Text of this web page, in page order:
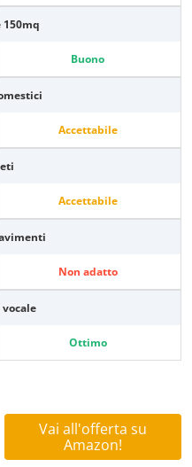
150mq
Buono
Accettabile
Accettabile
Non adatto
Ottimo
Vai all'offerta su
Amazon!